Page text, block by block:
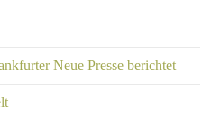
Neue Presse berichtet